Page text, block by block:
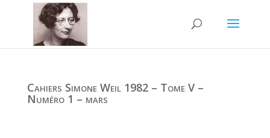
Cahiers Simone Weil 1982 – Tome V –
Numéro 1 – mars